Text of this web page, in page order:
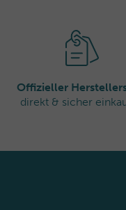
Offizieller
direkt & sicher